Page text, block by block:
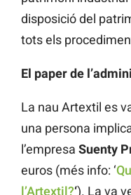
disposició del
tots els
El paper de
La nau Artextil es
una persona
l’empresa Suenty
euros (més info: ‘
l’Artextil?‘). La va